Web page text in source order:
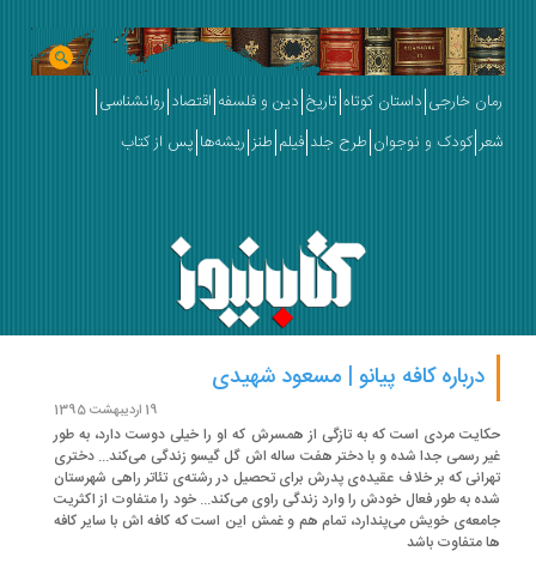
خارجی داستان کوتاه تاریخ دین و فلسفه اقتصاد روانشناسی
کودک و نوجوان طرح جلد فیلم طنز ریشه‌ها پس از کتاب
درباره کافه پیانو | مسعود شهیدی
مردی است که به تازگی از همسرش که او را خیلی دوست دارد، به طور
رسمی جدا شده و با دختر هفت ساله اش گل گیسو زندگی می‌کند... دختری
که بر خلاف عقیده‌ی پدرش برای تحصیل در رشته‌ی تئاتر راهی شهرستان
به طور فعال خودش را وارد زندگی راوی می‌کند... خود را متفاوت از اکثریت
خویش می‌پندارد، تمام هم و غمش این است که کافه اش با سایر کافه
متفاوت باشد